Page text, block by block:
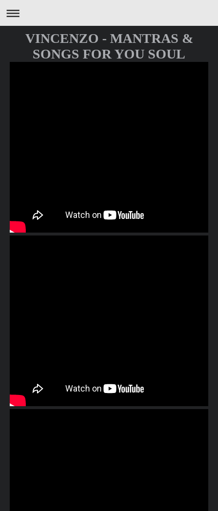
VINCENZO - MANTRAS &
SONGS FOR YOU SOUL